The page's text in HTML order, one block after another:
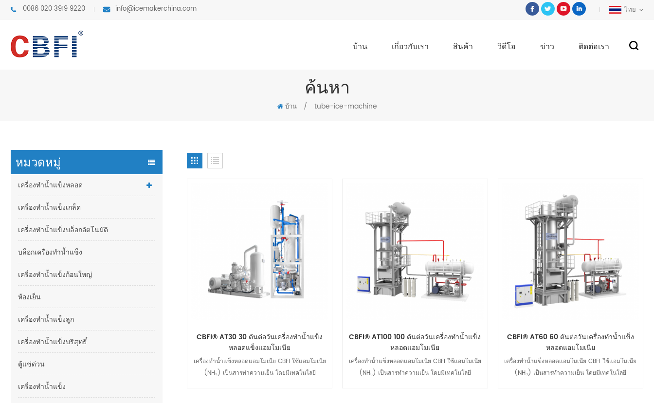
0086 020 3919 9220 info@icemakerchina.com ไทย
บ้าน เกี่ยวกับเรา สินค้า วิดีโอ ข่าว ติดต่อเรา
ค้นหา
บ้าน / tube-ice-machine
หมวดหมู่
เครื่องทำน้ำแข็งหลอด
เครื่องทำน้ำแข็งเกล็ด
เครื่องทำน้ำแข็งบล็อกอัตโนมัติ
บล็อกเครื่องทำน้ำแข็ง
เครื่องทำน้ำแข็งก้อนใหญ่
ห้องเย็น
เครื่องทำน้ำแข็งลูก
เครื่องทำน้ำแข็งบริสุทธิ์
ตู้แช่ด่วน
เครื่องทำน้ำแข็ง
CBFI® AT30 30 ตันต่อวันเครื่องทำน้ำแข็ง
หลอดแข็งแอมโมเนีย
เครื่องทำน้ำแข็งหลอดแอมโมเนีย CBFI ใช้แอมโมเนีย
(NH₃) เป็นสารทำความเย็น โดยมีเทคโนโลยี
CBFI® AT100 100 ตันต่อวันเครื่องทำน้ำแข็ง
หลอดแอมโมเนีย
เครื่องทำน้ำแข็งหลอดแอมโมเนีย CBFI ใช้แอมโมเนีย
(NH₃) เป็นสารทำความเย็น โดยมีเทคโนโลยี
CBFI® AT60 60 ตันต่อวันเครื่องทำน้ำแข็ง
หลอดแอมโมเนีย
เครื่องทำน้ำแข็งหลอดแอมโมเนีย CBFI ใช้แอมโมเนีย
(NH₃) เป็นสารทำความเย็น โดยมีเทคโนโลยี